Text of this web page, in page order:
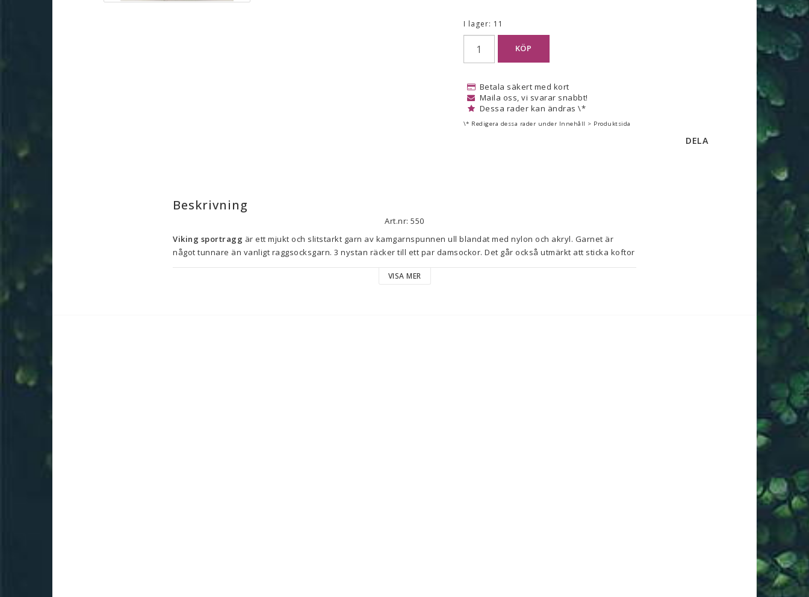
I lager: 11
KÖP
Betala säkert med kort
Maila oss, vi svarar snabbt!
Dessa rader kan ändras \*
\* Redigera dessa rader under Innehåll > Produktsida
DELA
Beskrivning
Art.nr: 550
Viking sportragg är ett mjukt och slitstarkt garn av kamgarnspunnen ull blandat med nylon och akryl. Garnet är
något tunnare än vanligt raggsocksgarn. 3 nystan räcker till ett par damsockor. Det går också utmärkt att sticka koftor
och accessoarer i Viking sportragg.
VISA MER